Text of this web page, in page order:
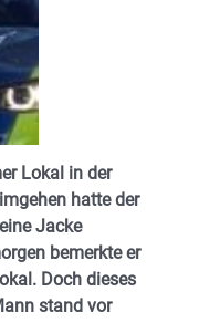
Lokal in der
hatte der
Jacke
bemerkte er
Doch dieses
stand vor